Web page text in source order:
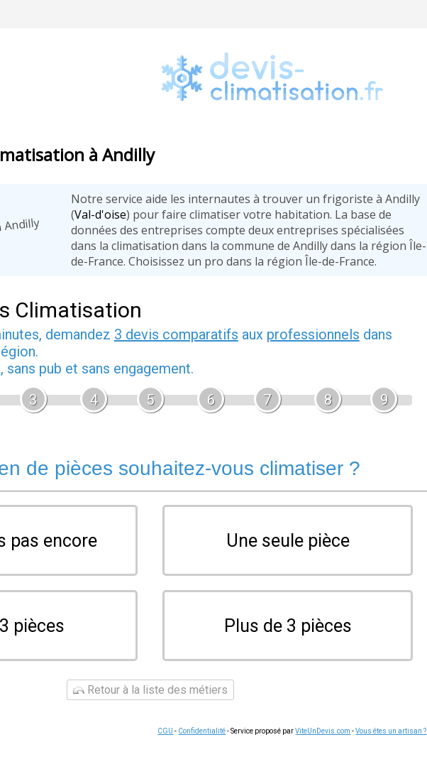
à Andilly
Notre service aide les internautes à trouver un frigoriste à Andilly
(Val-d'oise) pour faire climatiser votre habitation. La base de
données des entreprises compte deux entreprises spécialisées
dans la climatisation dans la commune de Andilly dans la région Île-
de-France. Choisissez un pro dans la région Île-de-France.
Climatisation
demandez 3 devis comparatifs aux professionnels dans
sans pub et sans engagement.
3 4 5 6 7 8 9
de pièces souhaitez-vous climatiser ?
pas encore Une seule pièce
pièces Plus de 3 pièces
Retour à la liste des métiers
CGU - Confidentialité- Service proposé parViteUnDevis.com -Vous êtes un artisan ?